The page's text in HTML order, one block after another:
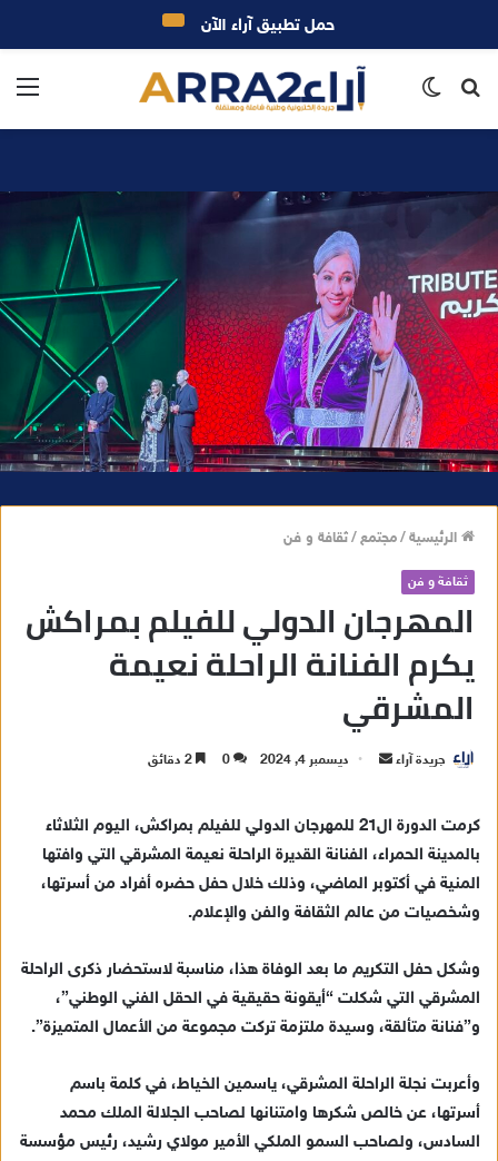
بحث
الرئيسية/مجتمع/ثقافة و فن
ثقافة و فن
المهرجان الدولي للفيلم بمراكش
يكرم الفنانة الراحلة نعيمة
المشرقي
جريدة آراء
ر
ا
إ
ت
ر
ديسمبر 4, 2024 0
كرمت الدورة ال21 للمهرجان الدولي للفيلم بمراكش، اليوم الثلاثاء
بالمدينة الحمراء، الفنانة القديرة الراحلة نعيمة المشرقي التي وافتها
المنية في أكتوبر الماضي، وذلك خلال حفل حضره أفراد من أسرتها،
وشخصيات من عالم الثقافة والفن والإعلام.
وشكل حفل التكريم ما بعد الوفاة هذا، مناسبة لاستحضار ذكرى الراحلة
المشرقي التي شكلت “أيقونة حقيقية في الحقل الفني الوطني”،
و”فنانة متألقة، وسيدة ملتزمة تركت مجموعة من الأعمال المتميزة”.
وأعربت نجلة الراحلة المشرقي، ياسمين الخياط، في كلمة باسم
أسرتها، عن خالص شكرها وامتنانها لصاحب الجلالة الملك محمد
السادس، ولصاحب السمو الملكي الأمير مولاي رشيد، رئيس مؤسسة
حمل تطبيق آراء الآن